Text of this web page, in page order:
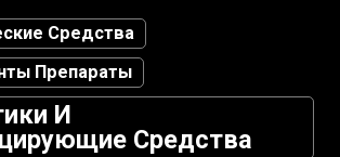
Средства
Препараты
И
Средства